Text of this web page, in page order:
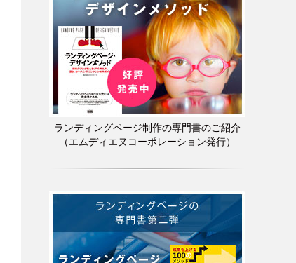
ランディングページ制作の専門書のご紹介
（エムディエヌコーポレーション発行）